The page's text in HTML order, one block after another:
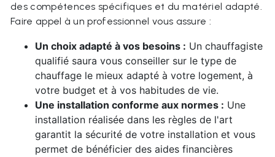
des compétences spécifiques et du matériel adapté.
Faire appel à un professionnel vous assure :
Un choix adapté à vos besoins : Un chauffagiste
qualifié saura vous conseiller sur le type de
chauffage le mieux adapté à votre logement, à
votre budget et à vos habitudes de vie.
Une installation conforme aux normes : Une
installation réalisée dans les règles de l'art
garantit la sécurité de votre installation et vous
permet de bénéficier des aides financières